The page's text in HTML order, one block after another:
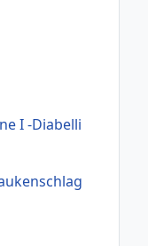
I -Diabelli